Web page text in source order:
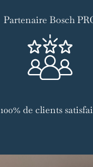
Partenaire Bosch
100% de clients